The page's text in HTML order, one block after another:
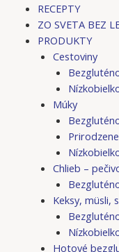
RECEPTY
ZO SVETA BEZ
PRODUKTY
Cestoviny
Múky
Chlieb –
Keksy, müsli,
Hotové